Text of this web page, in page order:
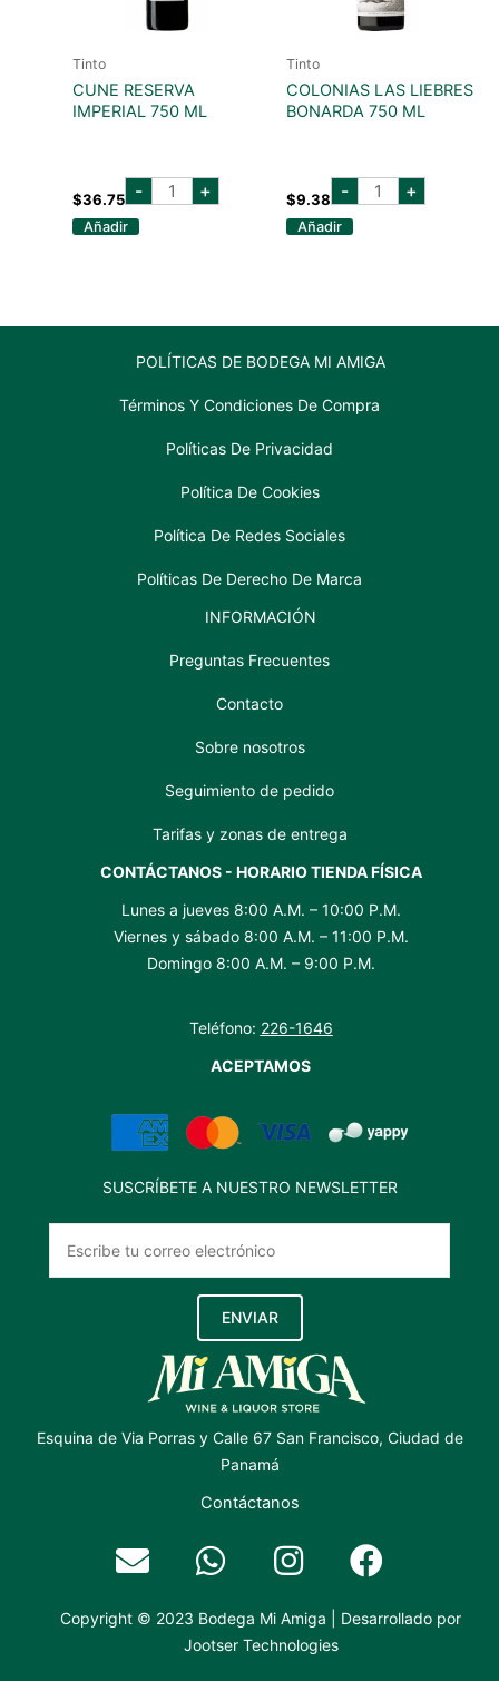
Tinto
CUNE RESERVA
IMPERIAL 750 ML
$36.75 - cune
reserva+
Añadir
Tinto
COLONIAS LAS LIEBRES
BONARDA 750 ML
$9.38 - colonias
las +
Añadir
POLÍTICAS DE BODEGA MI AMIGA
Términos Y Condiciones De Compra
Políticas De Privacidad
Política De Cookies
Política De Redes Sociales
Políticas De Derecho De Marca
INFORMACIÓN
Preguntas Frecuentes
Contacto
Sobre nosotros
Seguimiento de pedido
Tarifas y zonas de entrega
CONTÁCTANOS - HORARIO TIENDA FÍSICA
Lunes a jueves 8:00 A.M. – 10:00 P.M.
Viernes y sábado 8:00 A.M. – 11:00 P.M.
Domingo 8:00 A.M. – 9:00 P.M.
Teléfono: 226-1646
ACEPTAMOS
SUSCRÍBETE A NUESTRO NEWSLETTER
ENVIAR
Esquina de Via Porras y Calle 67 San Francisco, Ciudad de
Panamá
Contáctanos
Copyright © 2023 Bodega Mi Amiga | Desarrollado por
Jootser Technologies